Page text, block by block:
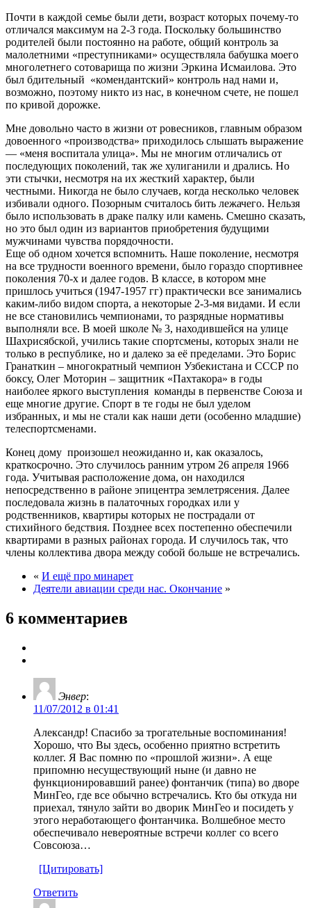
Почти в каждой семье были дети, возраст которых почему-то
отличался максимум на 2-3 года. Поскольку большинство
родителей были постоянно на работе, общий контроль за
малолетними «преступниками» осуществляла бабушка моего
многолетнего сотоварища по жизни Эркина Исмаилова. Это
был бдительный «комендантский» контроль над нами и,
возможно, поэтому никто из нас, в конечном счете, не пошел
по кривой дорожке.
Мне довольно часто в жизни от ровесников, главным образом
довоенного «производства» приходилось слышать выражение
— «меня воспитала улица». Мы не многим отличались от
последующих поколений, так же хулиганили и дрались. Но
эти стычки, несмотря на их жесткий характер, были
честными. Никогда не было случаев, когда несколько человек
избивали одного. Позорным считалось бить лежачего. Нельзя
было использовать в драке палку или камень. Смешно сказать,
но это был один из вариантов приобретения будущими
мужчинами чувства порядочности.
Еще об одном хочется вспомнить. Наше поколение, несмотря
на все трудности военного времени, было гораздо спортивнее
поколения 70-х и далее годов. В классе, в котором мне
пришлось учиться (1947-1957 гг) практически все занимались
каким-либо видом спорта, а некоторые 2-3-мя видами. И если
не все становились чемпионами, то разрядные нормативы
выполняли все. В моей школе № 3, находившейся на улице
Шахрисябской, учились такие спортсмены, которых знали не
только в республике, но и далеко за её пределами. Это Борис
Гранаткин – многократный чемпион Узбекистана и СССР по
боксу, Олег Моторин – защитник «Пахтакора» в годы
наиболее яркого выступления команды в первенстве Союза и
еще многие другие. Спорт в те годы не был уделом
избранных, и мы не стали как наши дети (особенно младшие)
телеспортсменами.
Конец дому произошел неожиданно и, как оказалось,
краткосрочно. Это случилось ранним утром 26 апреля 1966
года. Учитывая расположение дома, он находился
непосредственно в районе эпицентра землетрясения. Далее
последовала жизнь в палаточных городках или у
родственников, квартиры которых не пострадали от
стихийного бедствия. Позднее всех постепенно обеспечили
квартирами в разных районах города. И случилось так, что
члены коллектива двора между собой больше не встречались.
« И ещё про минарет
Деятели авиации среди нас. Окончание »
6 комментариев
Энвер:
11/07/2012 в 01:41
Александр! Спасибо за трогательные воспоминания!
Хорошо, что Вы здесь, особенно приятно встретить
коллег. Я Вас помню по «прошлой жизни». А еще
припомню несуществующий ныне (и давно не
функционировавший ранее) фонтанчик (типа) во дворе
МинГео, где все обычно встречались. Кто бы откуда ни
приехал, тянуло зайти во дворик МинГео и посидеть у
этого неработающего фонтанчика. Волшебное место
обеспечивало невероятные встречи коллег со всего
Совсоюза…
[Цитировать]
Ответить